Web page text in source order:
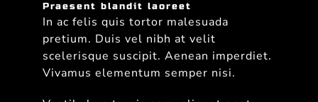
Praesent blandit laoreet
In ac felis quis tortor malesuada
pretium. Duis vel nibh at velit
scelerisque suscipit. Aenean imperdiet.
Vivamus elementum semper nisi.